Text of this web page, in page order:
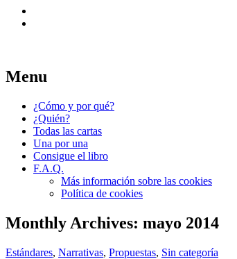
365 formas de pedir
Reescribí mi carta para pedir
Menu
Skip
content
¿Cómo y por qué?
¿Quién?
Todas las cartas
Una por una
Consigue el libro
F.A.Q.
Más información sobre las cookies
Política de cookies
Monthly Archives: mayo 2014
Estándares, Narrativas, Propuestas, Sin categoría